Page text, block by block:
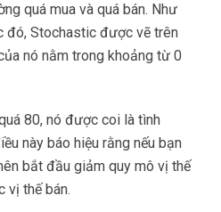
quá mua và quá bán. Như
đó, Stochastic được vẽ trên
nó nằm trong khoảng từ 0
80, nó được coi là tình
này báo hiệu rằng nếu bạn
bắt đầu giảm quy mô vị thế
vị thế bán.